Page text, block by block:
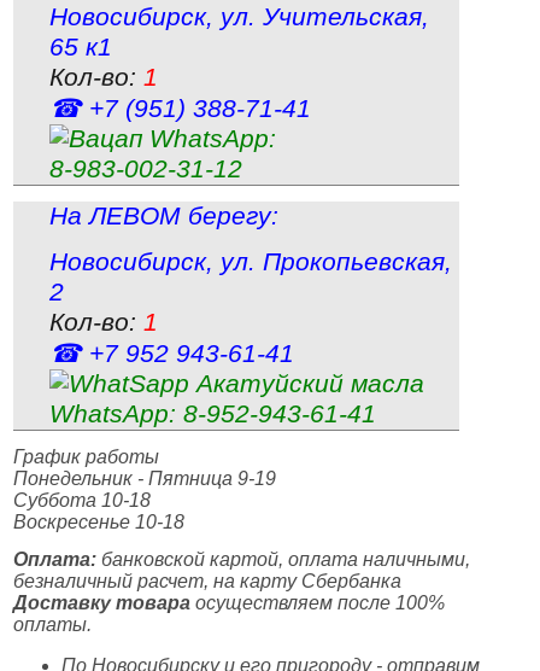
Новосибирск, ул. Учительская,
65 к1
Кол-во: 1
☎ +7 (951) 388‑71‑41
WhatsApp:
8‑983‑002‑31‑12
На ЛЕВОМ берегу:
Новосибирск, ул. Прокопьевская,
2
Кол-во: 1
☎ +7 952 943‑61‑41
WhatsApp: 8‑952‑943‑61‑41
График работы
Понедельник - Пятница 9-19
Суббота 10-18
Воскресенье 10-18
Оплата: банковской картой, оплата наличными,
безналичный расчет, на карту Сбербанка
Доставку товара осуществляем после 100%
оплаты.
По Новосибирску и его пригороду - отправим